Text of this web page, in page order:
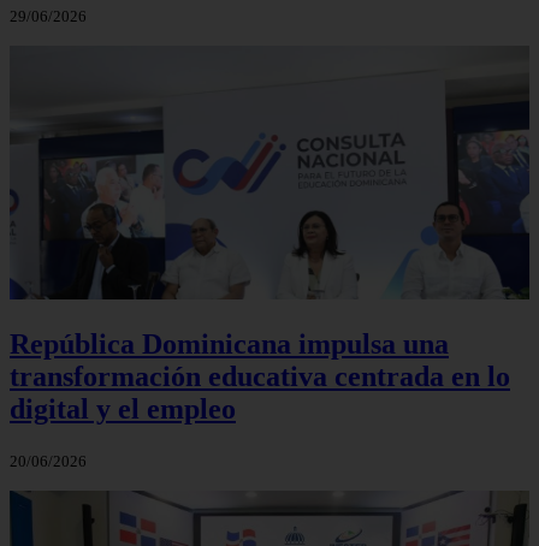
29/06/2026
República Dominicana impulsa una
transformación educativa centrada en lo
digital y el empleo
20/06/2026